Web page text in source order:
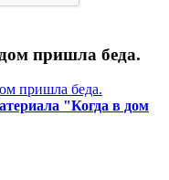
пришла беда.
пришла беда.
"Когда в дом